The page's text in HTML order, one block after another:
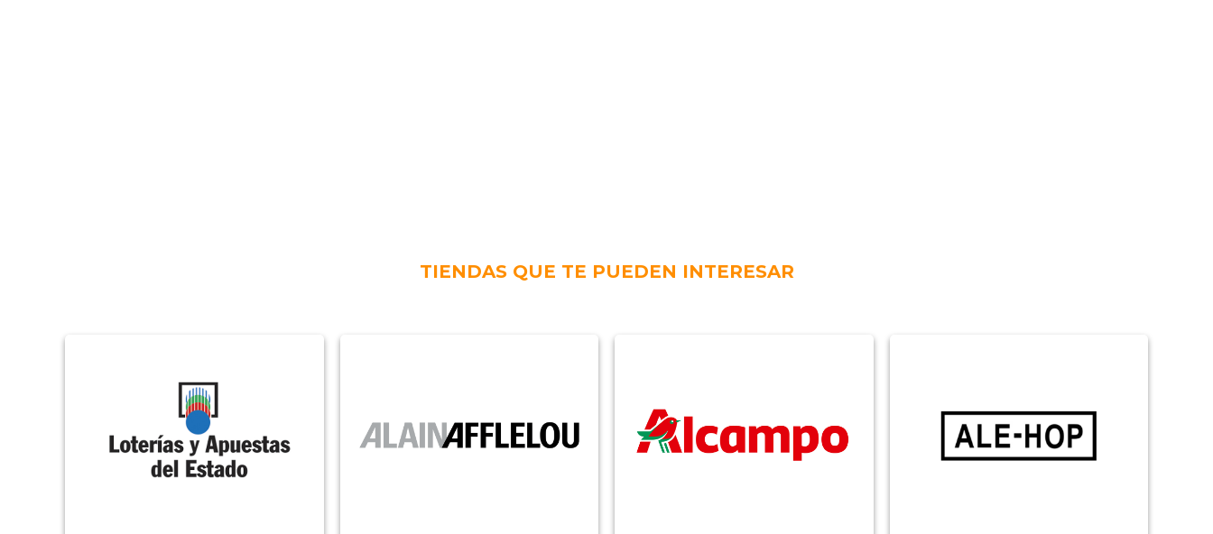
TIENDAS QUE TE PUEDEN INTERESAR